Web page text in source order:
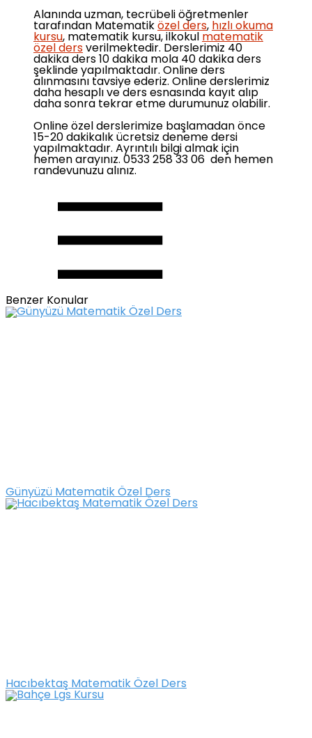
Alanında uzman, tecrübeli öğretmenler
tarafından Matematik özel ders, hızlı okuma
kursu, matematik kursu, ilkokul matematik
özel ders verilmektedir. Derslerimiz 40
dakika ders 10 dakika mola 40 dakika ders
şeklinde yapılmaktadır. Online ders
alınmasını tavsiye ederiz. Online derslerimiz
daha hesaplı ve ders esnasında kayıt alıp
daha sonra tekrar etme durumunuz olabilir.
Online özel derslerimize başlamadan önce
15-20 dakikalık ücretsiz deneme dersi
yapılmaktadır. Ayrıntılı bilgi almak için
hemen arayınız. 0533 258 33 06 den hemen
randevunuzu alınız.
Benzer Konular
Günyüzü Matematik Özel Ders
Hacıbektaş Matematik Özel Ders